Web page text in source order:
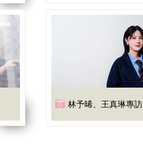
林予晞、王真琳專訪